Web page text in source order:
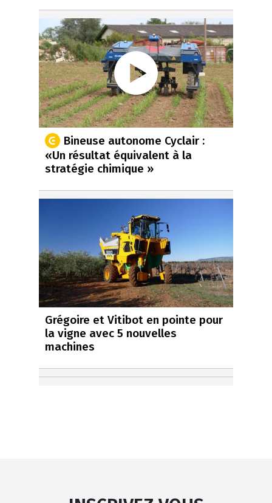
Bineuse autonome Cyclair :
«Un résultat équivalent à la
stratégie chimique »
Grégoire et Vitibot en pointe pour
la vigne avec 5 nouvelles
machines